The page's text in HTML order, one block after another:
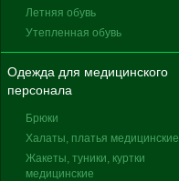
Летняя обувь
Утепленная обувь
Одежда для медицинского
персонала
Брюки
Халаты, платья медицинские
Жакеты, туники, куртки
медицинские